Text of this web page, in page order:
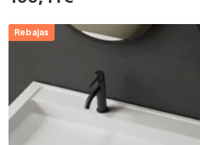
Rebajas